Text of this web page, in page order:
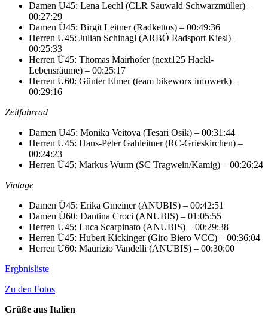
Damen U45: Lena Lechl (CLR Sauwald Schwarzmüller) –
00:27:29
Damen Ü45: Birgit Leitner (Radkettos) – 00:49:36
Herren U45: Julian Schinagl (ARBÖ Radsport Kiesl) –
00:25:33
Herren Ü45: Thomas Mairhofer (next125 Hackl-
Lebensräume) – 00:25:17
Herren Ü60: Günter Elmer (team bikeworx infowerk) –
00:29:16
Zeitfahrrad
Damen U45: Monika Veitova (Tesari Osik) – 00:31:44
Herren U45: Hans-Peter Gahleitner (RC-Grieskirchen) –
00:24:23
Herren Ü45: Markus Wurm (SC Tragwein/Kamig) – 00:26:24
Vintage
Damen Ü45: Erika Gmeiner (ANUBIS) – 00:42:51
Damen Ü60: Dantina Croci (ANUBIS) – 01:05:55
Herren U45: Luca Scarpinato (ANUBIS) – 00:29:38
Herren Ü45: Hubert Kickinger (Giro Biero VCC) – 00:36:04
Herren Ü60: Maurizio Vandelli (ANUBIS) – 00:30:00
Ergbnisliste
Zu den Fotos
Grüße aus Italien